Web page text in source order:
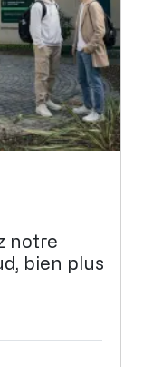
notre
bien plus